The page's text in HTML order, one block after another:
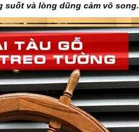
và lòng dũng cảm vô song.